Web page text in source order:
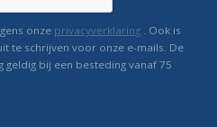
onze privacyverklaring . Ook is
te schrijven voor onze e-mails. De
geldig bij een besteding vanaf 75